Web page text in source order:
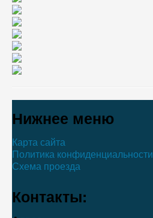
Нижнее меню
Карта сайта
Политика конфиденциальности
Схема проезда
Контакты: